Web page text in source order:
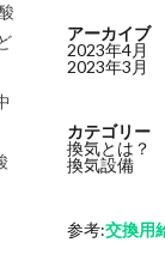
アーカイブ
2023年4月
2023年3月
カテゴリー
換気とは？
換気設備
参考:交換用